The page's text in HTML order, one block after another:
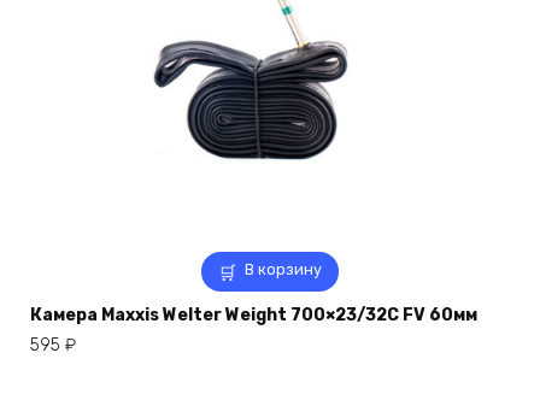
В корзину
Камера Maxxis Welter Weight 700×23/32C FV 60мм
595 ₽